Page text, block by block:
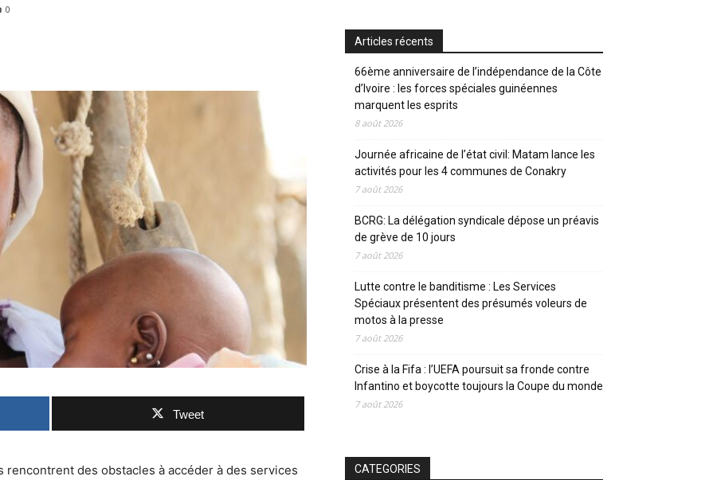
0
Tweet
des obstacles à accéder à des services
Articles récents
66ème anniversaire de l’indépendance de la Côte
d’Ivoire : les forces spéciales guinéennes
marquent les esprits
8 août 2026
Journée africaine de l’état civil: Matam lance les
activités pour les 4 communes de Conakry
7 août 2026
BCRG: La délégation syndicale dépose un préavis
de grève de 10 jours
7 août 2026
Lutte contre le banditisme : Les Services
Spéciaux présentent des présumés voleurs de
motos à la presse
7 août 2026
Crise à la Fifa : l’UEFA poursuit sa fronde contre
Infantino et boycotte toujours la Coupe du monde
7 août 2026
CATEGORIES